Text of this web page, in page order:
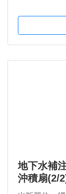
地下水補
沖積扇(2/